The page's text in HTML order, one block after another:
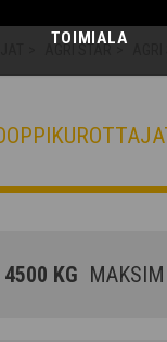
TOIMIALA
4500 KG